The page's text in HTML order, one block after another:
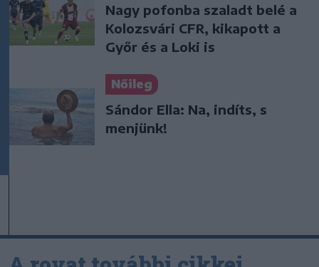
Nagy pofonba szaladt belé a
Kolozsvári CFR, kikapott a
Győr és a Loki is
Nőileg
Sándor Ella: Na, indíts, s
menjünk!